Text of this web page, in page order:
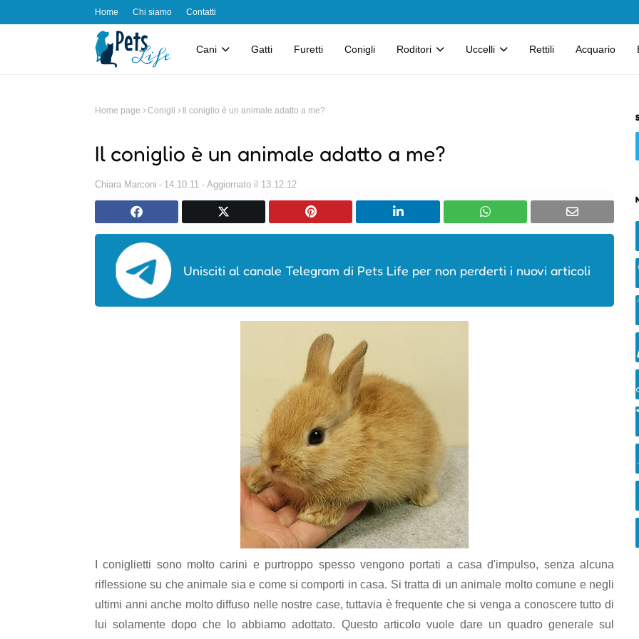
Home Chi siamo Contatti
Cani Gatti Furetti Conigli Roditori Uccelli Rettili Acquario
Home page Conigli Il coniglio è un animale adatto a me?
Il coniglio è un animale adatto a me?
Chiara Marconi 14.10.11 - Aggiornato il 13.12.12
Unisciti al canale Telegram di Pets Life per non perderti i nuovi articoli
I coniglietti sono molto carini e purtroppo spesso vengono portati a casa d'impulso, senza alcuna
riflessione su che animale sia e come si comporti in casa. Si tratta di un animale molto comune e negli
ultimi anni anche molto diffuso nelle nostre case, tuttavia è frequente che si venga a conoscere tutto di
lui solamente dopo che lo abbiamo adottato. Questo articolo vuole dare un quadro generale sul